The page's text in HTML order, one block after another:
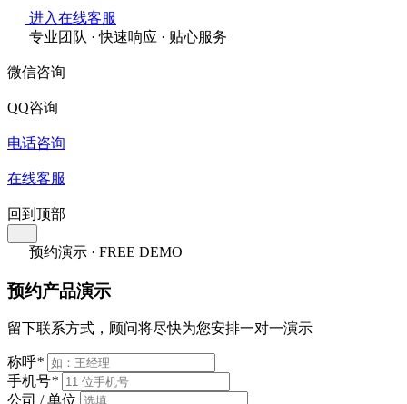
进入在线客服
专业团队 · 快速响应 · 贴心服务
微信咨询
QQ咨询
电话咨询
在线客服
回到顶部
预约演示 · FREE DEMO
预约产品演示
留下联系方式，顾问将尽快为您安排一对一演示
称呼*
手机号*
公司 / 单位